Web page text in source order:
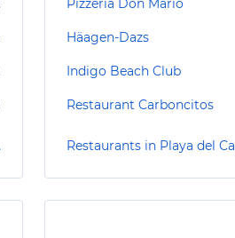
Pizzeria Don Mario
Häagen-Dazs
Indigo Beach Club
Restaurant Carboncitos
Restaurants in Playa del